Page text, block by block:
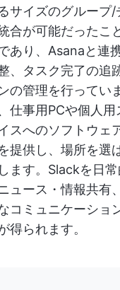
サイズのグループ/
合が可能だったこ
あり、Asanaと連
、タスク完了の追
の管理を行ってい
仕事用PCや個人用
スへのソフトウェ
提供し、場所を選
ます。Slackを日
ュース・情報共有
コミュニケーショ
得られます。